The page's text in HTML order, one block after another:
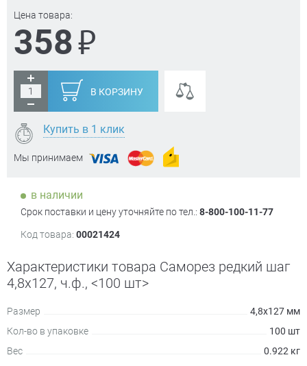
Цена товара:
358₽
В КОРЗИНУ
Купить в 1 клик
Мы принимаем
в наличии
Срок поставки и цену уточняйте по тел.: 8-800-100-11-77
Код товара: 00021424
Характеристики товара Саморез редкий шаг
4,8х127, ч.ф., <100 шт>
Размер
4,8х127 мм
Кол-во в упаковке
100 шт
Вес
0.922 кг